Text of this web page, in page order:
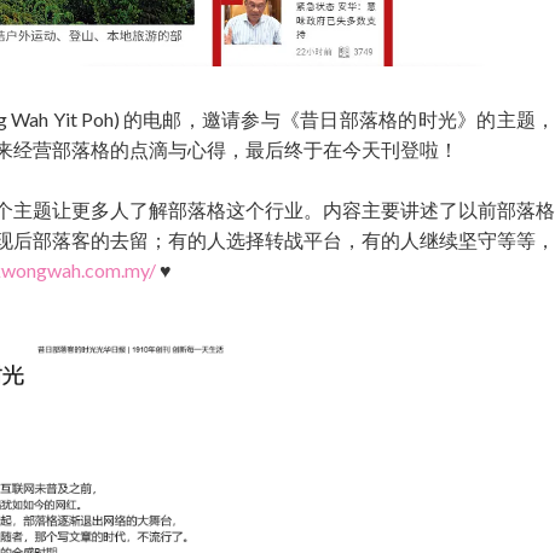
Yit Poh) 的电邮，邀请参与《昔日部落格的时光》的主题，
营部落格的点滴与心得，最后终于在今天刊登啦！
主题让更多人了解部落格这个行业。内容主要讲述了以前部落格
部落客的去留；有的人选择转战平台，有的人继续坚守等等，
♥